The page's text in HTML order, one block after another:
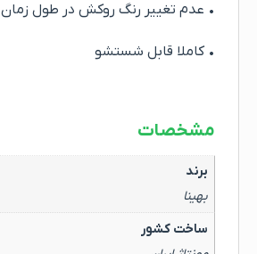
• عدم تغییر رنگ روکش در طول زمان
• کاملا قابل شستشو
مشخصات
برند
بهینا
ساخت کشور